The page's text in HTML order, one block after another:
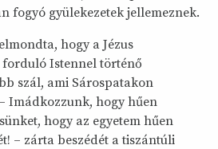
fogyó gyülekezetek jellemeznek.
hogy a Jézus
Istennel történő
szál, ami Sárospatakon
Imádkozzunk, hogy hűen
hogy az egyetem hűen
– zárta beszédét a tiszántúli